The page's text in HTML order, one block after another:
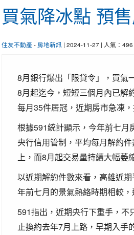
買氣降冰點 預
住友不動產 - 房地新訊 | 2024-11-27 | 人氣：496
8月銀行爆出「限貸令」，買氣
8月起迄今，短短三個月內已解
每月35件居冠，近期房市急凍
根據591統計顯示，今年前七月
央行信用管制，平均每月解約
上，而8月起交易量持續大幅萎
以近期解約件數來看，高雄近
年前七月的景氣熱絡時期相較
591指出，近期央行下重手，不
止換約去年7月上路，早期入手